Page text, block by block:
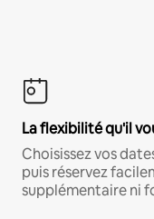
La flexibilité qu'il
Choisissez vos
puis réservez
supplémentaire ni